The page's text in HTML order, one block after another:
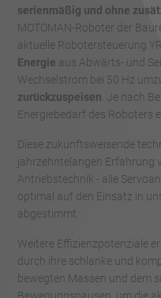
serienmäßig und ohne
MOTOMAN-Roboter der
aktuelle Robotersteuerung
Energie aus Abwärts- und
Wechselstrom bei 50 Hz
zurückzuspeisen . Je nach
Energiebedarf des Roboters
Diese zukunftsweisende
jahrzehntelangen Erfahrung
Antriebstechnik - alle
optimal auf den Einsatz in
abgestimmt.
Weitere Effizienzpotenziale
durch ihre schlanke und
bewegten Massen und dem